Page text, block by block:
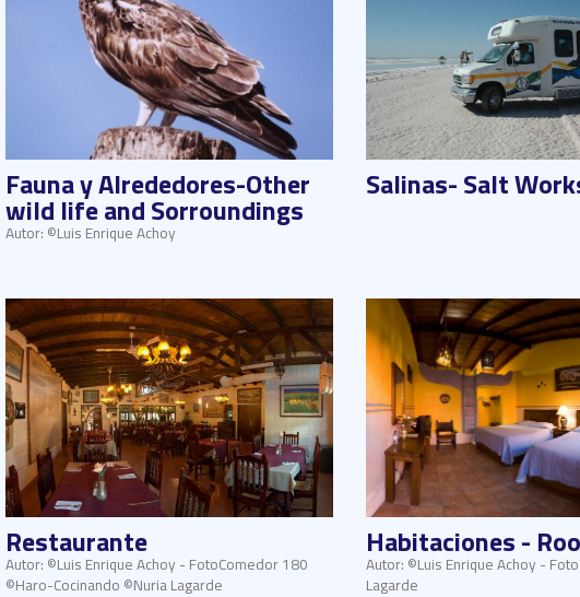
Fauna y Alrededores-Other
wild life and Sorroundings
Autor: ©Luis Enrique Achoy
Salinas- Salt
Restaurante
Autor: ©Luis Enrique Achoy - FotoComedor 180
©Haro-Cocinando ©Nuria Lagarde
Habitaciones -
Autor: ©Luis Enrique Achoy -
Lagarde